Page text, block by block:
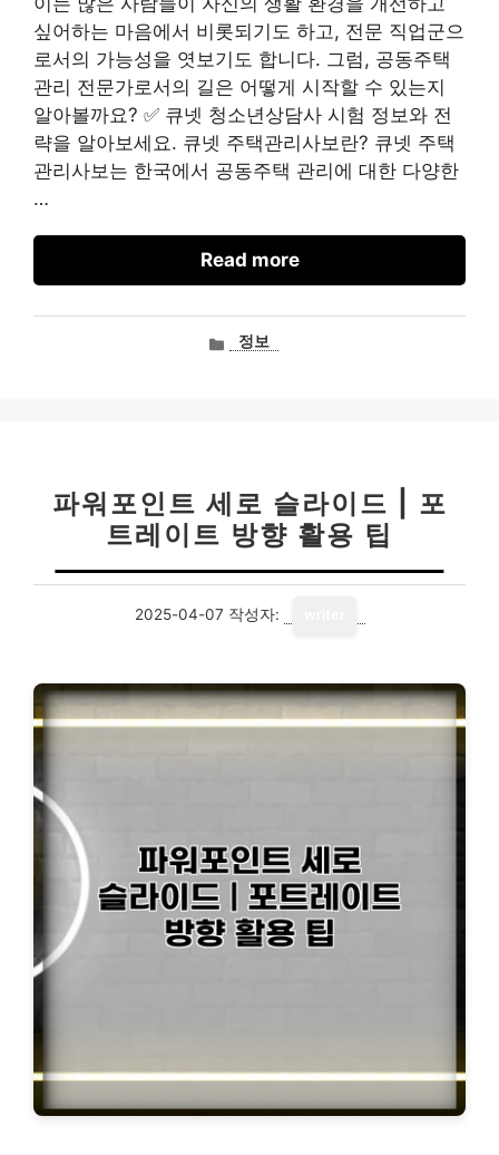
싶어하는 마음에서 비롯되기도 하고, 전문 직업군으
로서의 가능성을 엿보기도 합니다. 그럼, 공동주택
관리 전문가로서의 길은 어떻게 시작할 수 있는지
알아볼까요? ✅ 큐넷 청소년상담사 시험 정보와 전
략을 알아보세요. 큐넷 주택관리사보란? 큐넷 주택
관리사보는 한국에서 공동주택 관리에 대한 다양한
…
Read more
카정보
파워포인트 세로 슬라이드 | 포
트레이트 방향 활용 팁
2025-04-07 작성자: